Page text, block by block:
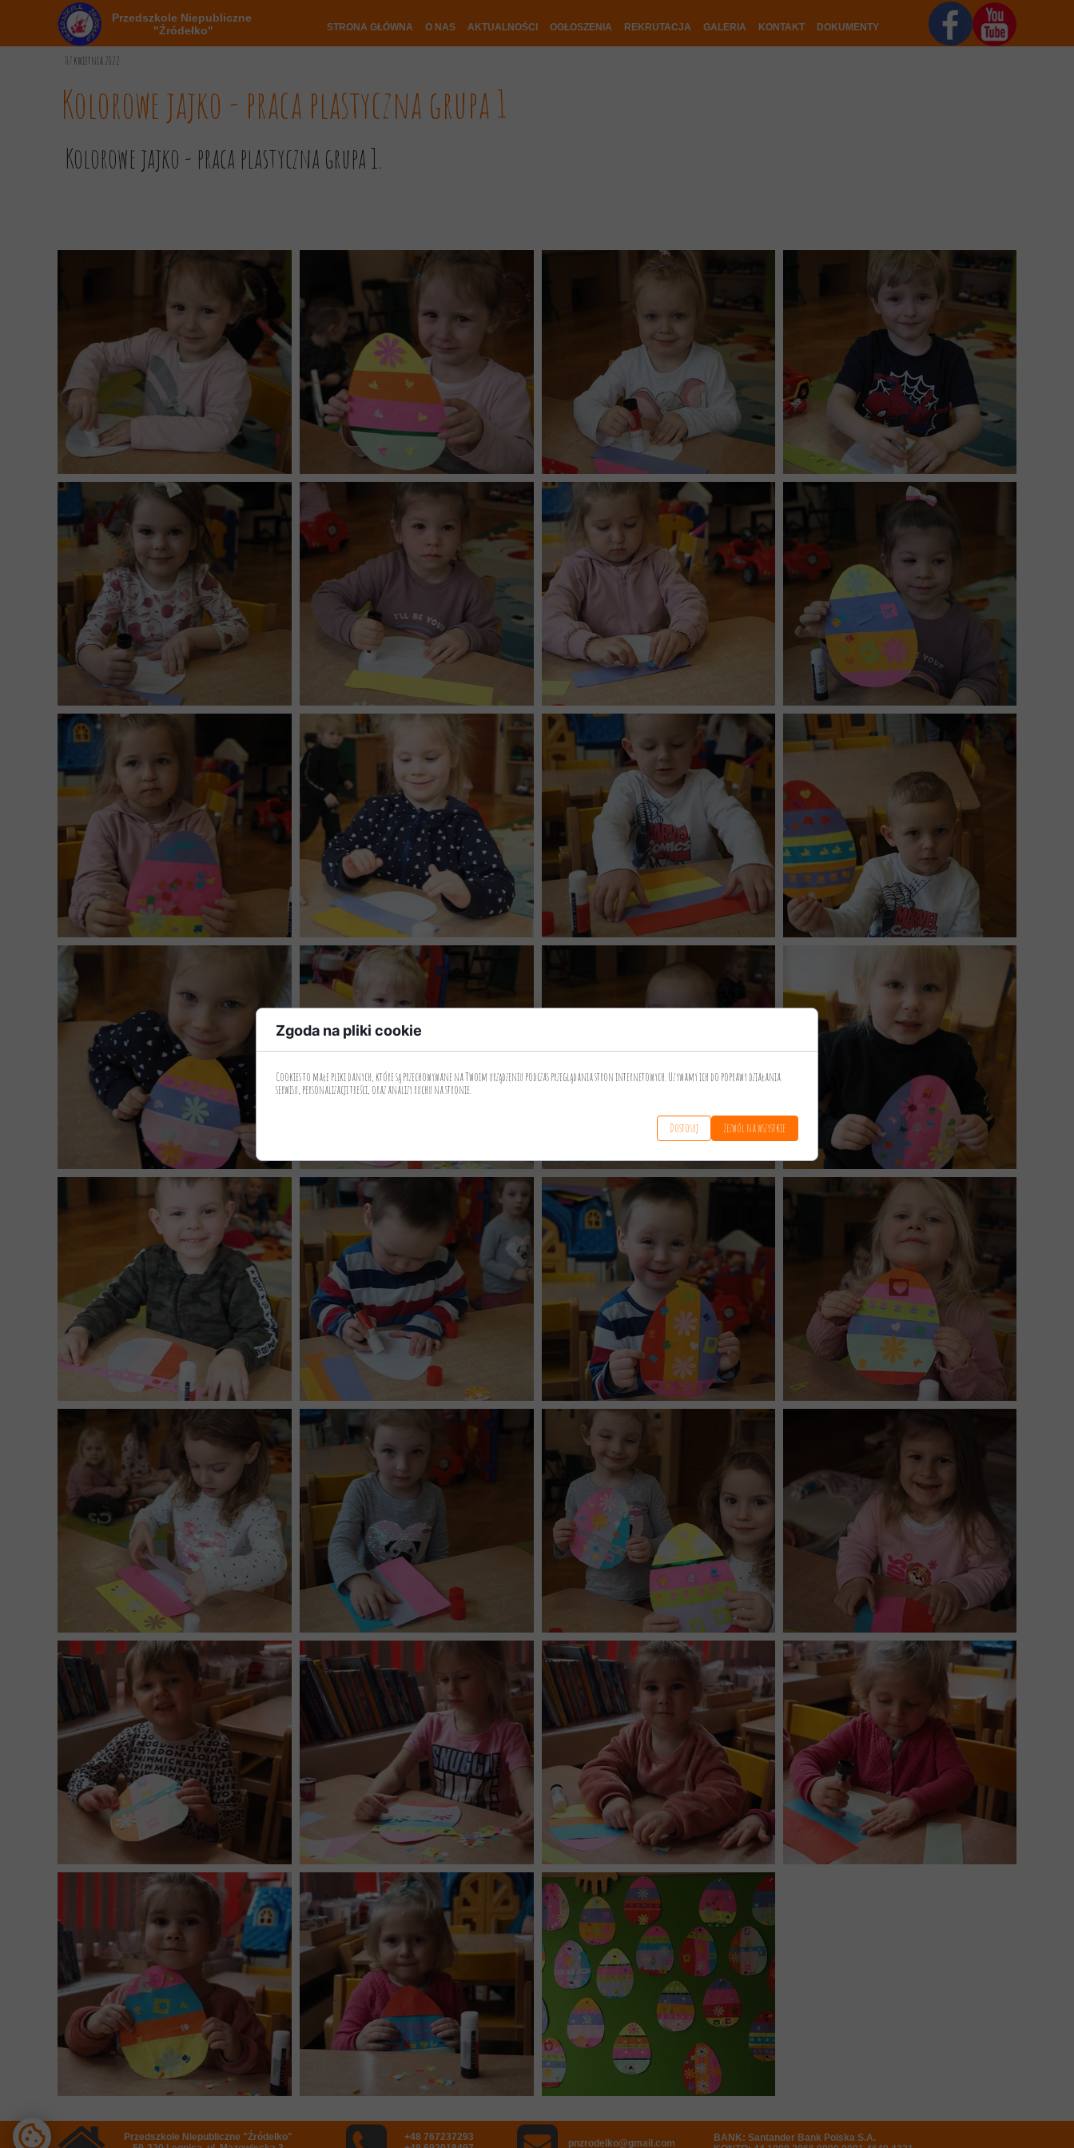
STRONA GŁÓWNA O NAS AKTUALNOŚCI OGŁOSZENIA REKRUTACJA GALERIA KONTAKT DOKUMENTY
Przedszkole Niepubliczne
"Źródełko"
07 kwietnia 2022
Kolorowe jajko - praca plastyczna grupa 1
Kolorowe jajko - praca plastyczna grupa 1.
BANK: Santander Bank Polska S.A.
Przedszkole Niepubliczne "Źródełko"
+48 767237293
pnzrodelko@gmail.com
Zgoda na pliki cookie
Cookies to małe pliki danych, które są przechowywane na Twoim urządzeniu podczas przeglądania stron internetowych. Używamy ich do poprawy działania
serwisu, personalizacji treści, oraz analizy ruchu na stronie.
Dostosuj Zezwól na wszystkie